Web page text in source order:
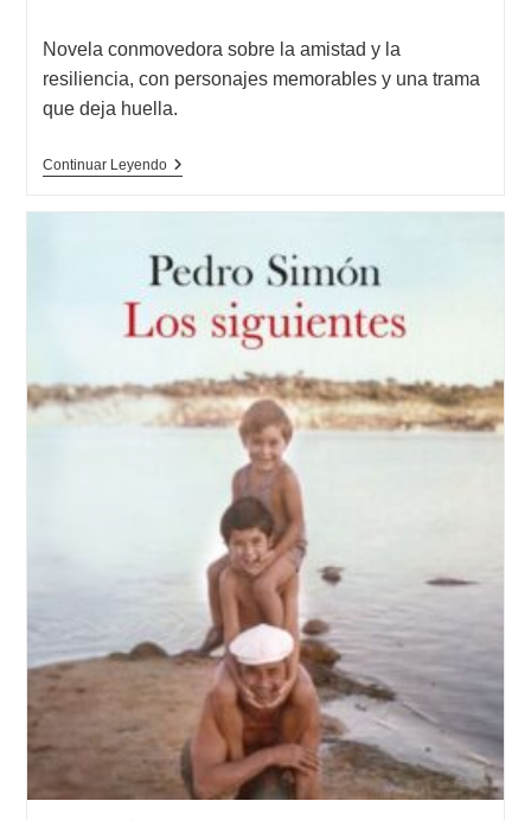
la
entrada:
Novela conmovedora sobre la amistad y la
resiliencia, con personajes memorables y una trama
que deja huella.
Continuar LeyendoOpinión
Hanya
Yanagihara